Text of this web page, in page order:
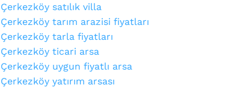
Çerkezköy satılık villa
Çerkezköy tarım arazisi fiyatları
Çerkezköy tarla fiyatları
Çerkezköy ticari arsa
Çerkezköy uygun fiyatlı arsa
Çerkezköy yatırım arsası